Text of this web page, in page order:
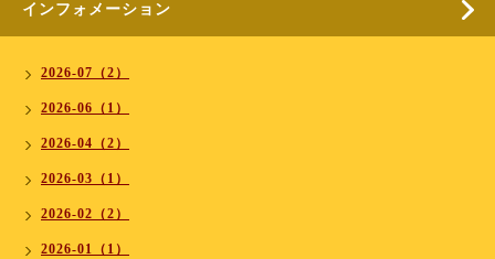
インフォメーション
2026-07（2）
2026-06（1）
2026-04（2）
2026-03（1）
2026-02（2）
2026-01（1）